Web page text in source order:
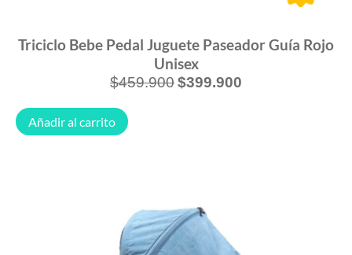
Triciclo Bebe Pedal Juguete Paseador Guía Rojo
Unisex
$459.900$399.900
Añadir al carrito